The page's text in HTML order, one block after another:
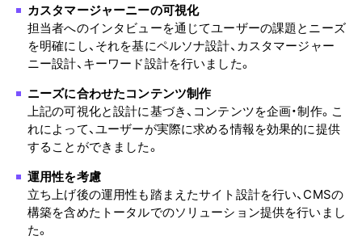
カスタマージャーニーの可視化
担当者へのインタビューを通じてユーザーの課題とニーズ
を明確にし、それを基にペルソナ設計、カスタマージャー
ニー設計、キーワード設計を行いました。
ニーズに合わせたコンテンツ制作
上記の可視化と設計に基づき、コンテンツを企画・制作。こ
れによって、ユーザーが実際に求める情報を効果的に提供
することができました。
運用性を考慮
立ち上げ後の運用性も踏まえたサイト設計を行い、CMSの
構築を含めたトータルでのソリューション提供を行いまし
た。